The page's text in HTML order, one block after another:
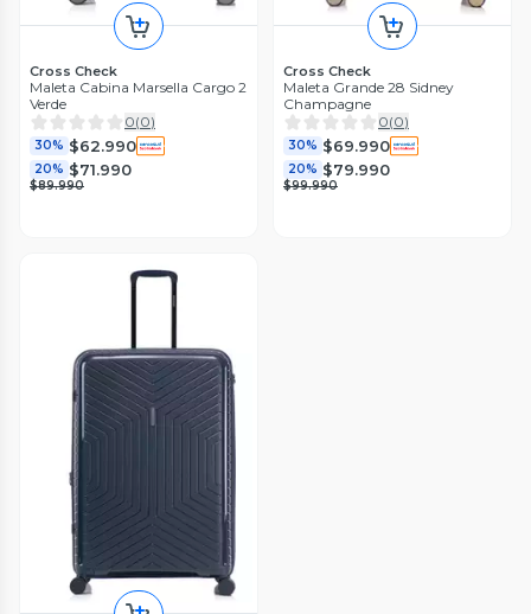
Cross Check
Maleta Cabina Marsella Cargo 2
Verde
0(0)
30% $62.990
20% $71.990
$89.990
Cross Check
Maleta Grande 28 Sidney
Champagne
0(0)
30% $69.990
20% $79.990
$99.990